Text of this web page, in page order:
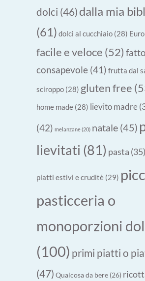
dolci (46) dalla mia
(61) dolci al cucchiaio (28)
facile e veloce (52)
consapevole (41) frutta dal
sciroppo (28) gluten free
home made (28) lievito madre
(42) melanzane(20) natale (45)
lievitati (81) pasta (35)
piatti estivi e cruditè (29)
pasticceria o
monoporzioni
(100) primi piatti o
(47) Qualcosa da bere (26)